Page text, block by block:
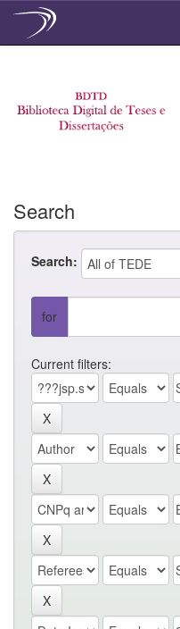
Search
Search:
for
Current filters: